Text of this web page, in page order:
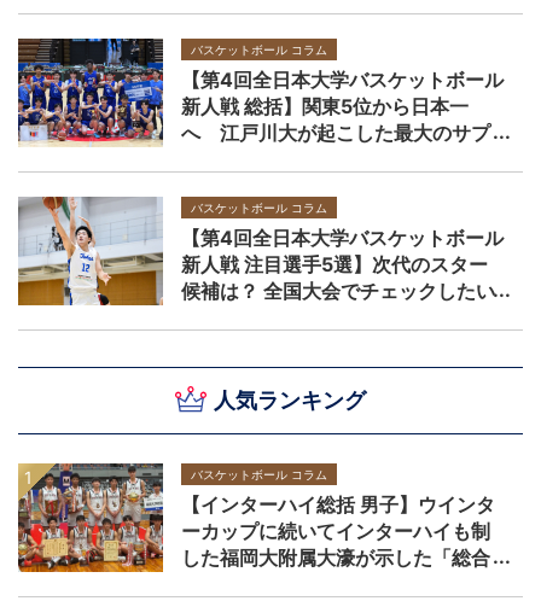
人気ランキング
バスケットボール コラム
【インターハイ総括 男子】ウインタ
ーカップに続いてインターハイも制
した福岡大附属大濠が示した「総合
バスケットボール コラム
【第4回全日本大学バスケットボール
新人戦 総括】関東5位から日本一
へ 江戸川大が起こした最大のサプ
バスケットボール コラム
【第4回全日本大学バスケットボール
新人戦 注目選手5選】次代のスター
候補は？ 全国大会でチェックしたい